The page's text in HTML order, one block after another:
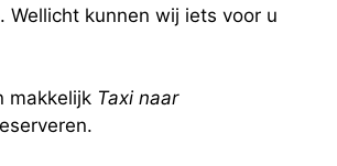
Wellicht kunnen wij iets voor u
makkelijk Taxi naar